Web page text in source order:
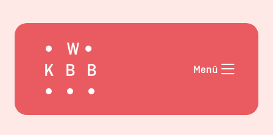
Menü
Aktuelles
Angebote
Termine
Mentor*innen im KW-BB
Weiterbildung